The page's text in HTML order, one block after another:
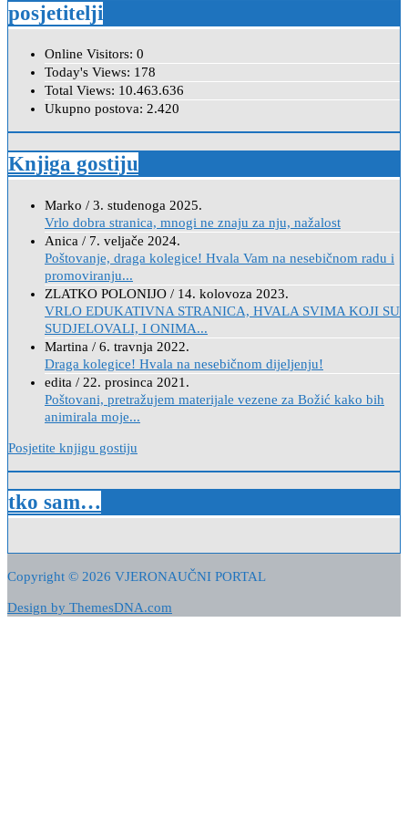
posjetitelji
Online Visitors: 0
Today's Views: 178
Total Views: 10.463.636
Ukupno postova: 2.420
Knjiga gostiju
Marko / 3. studenoga 2025.
Vrlo dobra stranica, mnogi ne znaju za nju, nažalost
Anica / 7. veljače 2024.
Poštovanje, draga kolegice! Hvala Vam na nesebičnom radu i
promoviranju...
ZLATKO POLONIJO / 14. kolovoza 2023.
VRLO EDUKATIVNA STRANICA, HVALA SVIMA KOJI SU
SUDJELOVALI, I ONIMA...
Martina / 6. travnja 2022.
Draga kolegice! Hvala na nesebičnom dijeljenju!
edita / 22. prosinca 2021.
Poštovani, pretražujem materijale vezene za Božić kako bih
animirala moje...
Posjetite knjigu gostiju
tko sam…
Copyright © 2026 VJERONAUČNI PORTAL
Design by ThemesDNA.com